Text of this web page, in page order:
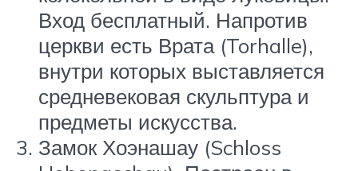
Вход бесплатный. Напротив
церкви есть Врата (Torhalle),
внутри которых выставляется
средневековая скульптура и
предметы искусства.
Замок Хоэнашау (Schloss